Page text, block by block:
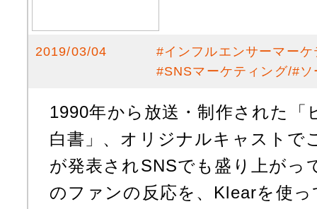
2019/03/04 #インフルエンサーマー
#SNSマーケティング #
1990年から放送・制作された「
白書」、オリジナルキャストで
が発表されSNSでも盛り上がっ
のファンの反応を、Klearを使